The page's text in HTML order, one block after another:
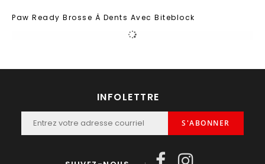
Paw Ready Brosse À Dents Avec Biteblock
INFOLETTRE
S'ABONNER